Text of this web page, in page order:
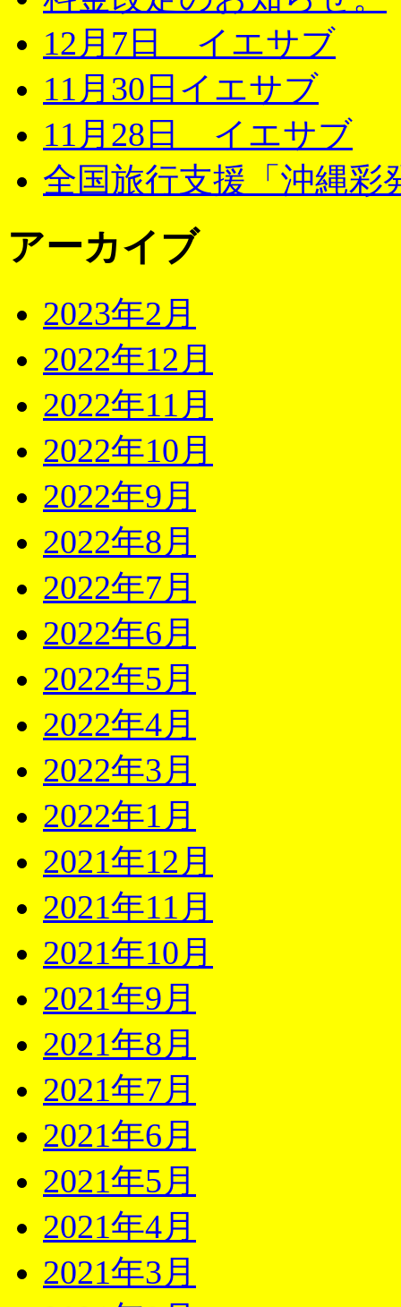
12月7日 イエサブ
11月30日イエサブ
11月28日 イエサブ
全国旅行支援「沖縄彩
アーカイブ
2023年2月
2022年12月
2022年11月
2022年10月
2022年9月
2022年8月
2022年7月
2022年6月
2022年5月
2022年4月
2022年3月
2022年1月
2021年12月
2021年11月
2021年10月
2021年9月
2021年8月
2021年7月
2021年6月
2021年5月
2021年4月
2021年3月